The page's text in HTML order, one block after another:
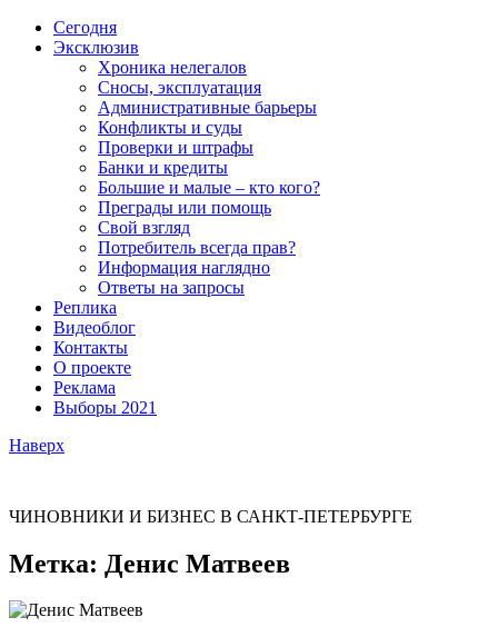
Сегодня
Эксклюзив
Хроника нелегалов
Сносы, эксплуатация
Административные барьеры
Конфликты и суды
Проверки и штрафы
Банки и кредиты
Большие и малые – кто кого?
Преграды или помощь
Свой взгляд
Потребитель всегда прав?
Информация наглядно
Ответы на запросы
Реплика
Видеоблог
Контакты
О проекте
Реклама
Выборы 2021
Наверх
ЧИНОВНИКИ И БИЗНЕС В САНКТ-ПЕТЕРБУРГЕ
Метка: Денис Матвеев